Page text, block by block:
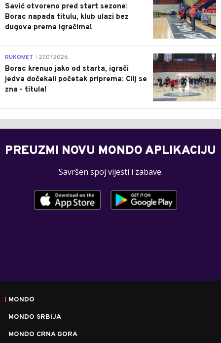
Savić otvoreno pred start sezone:
Borac napada titulu, klub ulazi bez
dugova prema igračima!
0
RUKOMET 27.07.2026.
Borac krenuo jako od starta, igrači
jedva dočekali početak priprema: Cilj se
zna - titula!
PREUZMI NOVU MONDO APLIKACIJU
Savršen spoj vijesti i zabave.
MONDO
MONDO SRBIJA
MONDO CRNA GORA